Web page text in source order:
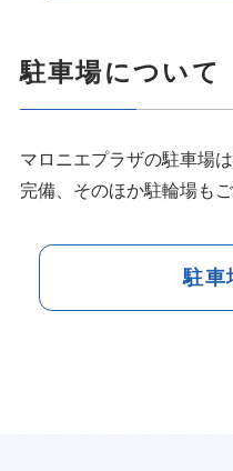
駐車場について
マロニエプラザの駐車場
完備、そのほか駐輪場もご
駐車